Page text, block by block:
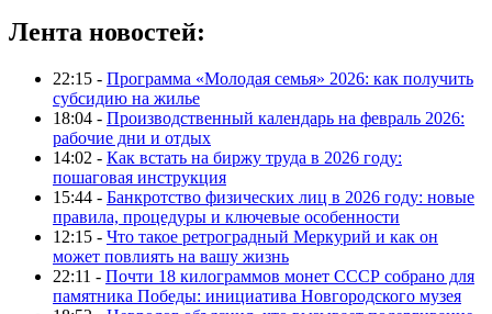
Лента новостей:
22:15 - Программа «Молодая семья» 2026: как получить
субсидию на жилье
18:04 - Производственный календарь на февраль 2026:
рабочие дни и отдых
14:02 - Как встать на биржу труда в 2026 году:
пошаговая инструкция
15:44 - Банкротство физических лиц в 2026 году: новые
правила, процедуры и ключевые особенности
12:15 - Что такое ретроградный Меркурий и как он
может повлиять на вашу жизнь
22:11 - Почти 18 килограммов монет СССР собрано для
памятника Победы: инициатива Новгородского музея